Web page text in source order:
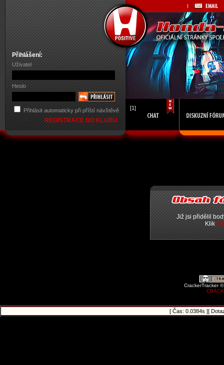
Přihlášení:
Uživatel
Heslo
Přihlásit automaticky při příští návštěvě
REGISTRACE DO KLUBU
[1]
Již jsi přidělil
Klik
CrackerTracker
[ Čas: 0.0384s ][